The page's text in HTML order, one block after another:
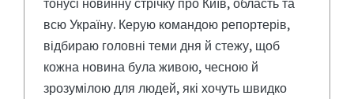
тонусі новинну стрічку про Київ, область та
всю Україну. Керую командою репортерів,
відбираю головні теми дня й стежу, щоб
кожна новина була живою, чесною й
зрозумілою для людей, які хочуть швидко